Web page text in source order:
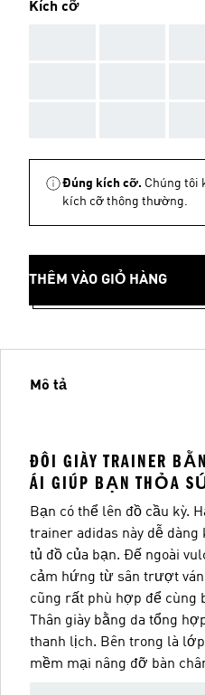
Kích cỡ
Đúng kích cỡ. Chúng tôi
kích cỡ thông thường.
THÊM VÀO GIỎ HÀNG
Mô tả
ĐÔI GIÀY TRAINER
ÁI GIÚP BẠN THỎA
Bạn có thể lên đồ cầu kỳ.
trainer adidas này dễ
tủ đồ của bạn. Đế ngoài
cảm hứng từ sân trượt
cũng rất phù hợp để cùng
Thân giày bằng da tổng
thanh lịch. Bên trong là
mềm mại nâng đỡ bàn